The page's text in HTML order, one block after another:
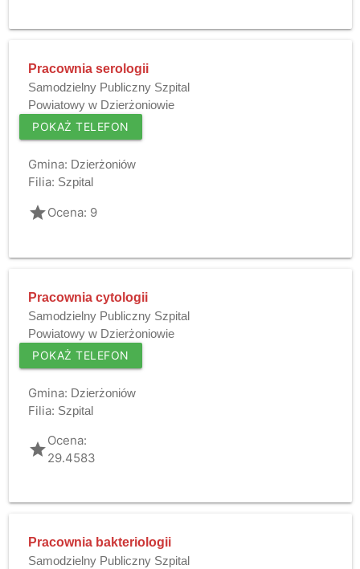
Pracownia serologii
Samodzielny Publiczny Szpital
Powiatowy w Dzierżoniowie
POKAŻ TELEFON
Gmina: Dzierżoniów
Filia: Szpital
gradeOcena: 9
Pracownia cytologii
Samodzielny Publiczny Szpital
Powiatowy w Dzierżoniowie
POKAŻ TELEFON
Gmina: Dzierżoniów
Filia: Szpital
gradeOcena:
29.4583
Pracownia bakteriologii
Samodzielny Publiczny Szpital